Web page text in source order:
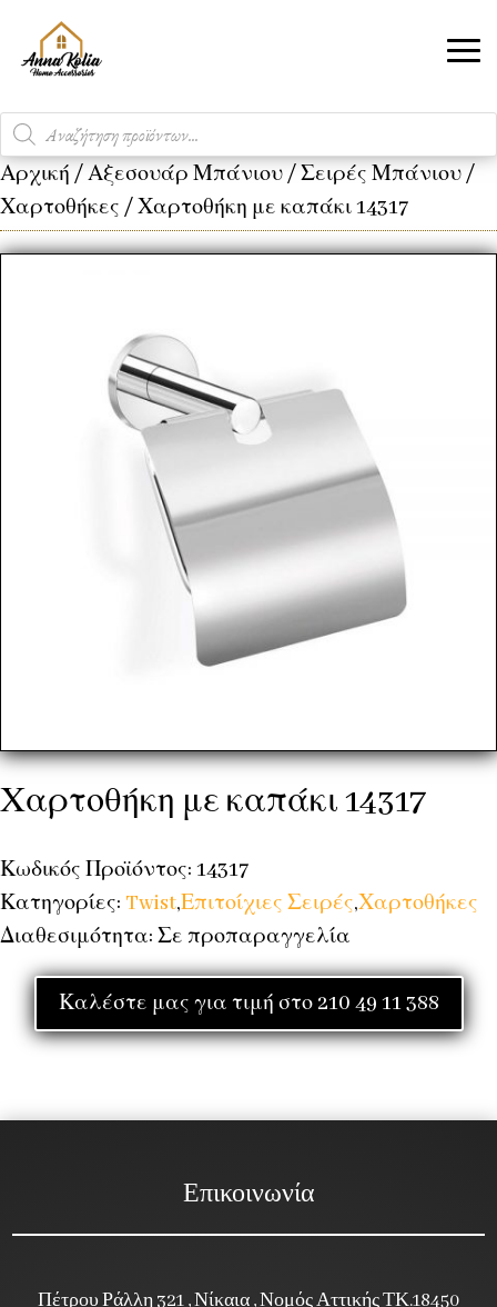
Products
search
Αρχική /Αξεσουάρ Μπάνιου/Σειρές Μπάνιου/
Χαρτοθήκες / Χαρτοθήκη με καπάκι 14317
Χαρτοθήκη με καπάκι 14317
Κωδικός Προϊόντος: 14317
Κατηγορίες: Twist,Επιτοίχιες Σειρές,Χαρτοθήκες
Διαθεσιμότητα: Σε προπαραγγελία
Καλέστε μας για τιμή στο 210 49 11 388
Επικοινωνία
Πέτρου Ράλλη 321 , Νίκαια , Νομός Αττικής ΤΚ.18450